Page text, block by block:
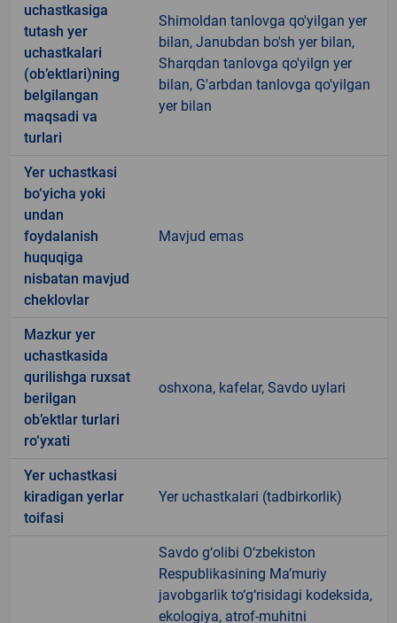
uchastkasiga
tutash yer
uchastkalari
(ob’ektlari)ning
belgilangan
maqsadi va
turlari
Shimoldan tanlovga qo'yilgan yer
bilan, Janubdan bo'sh yer bilan,
Sharqdan tanlovga qo'yilgn yer
bilan, G'arbdan tanlovga qo'yilgan
yer bilan
Yer uchastkasi
bo‘yicha yoki
undan
foydalanish
huquqiga
nisbatan mavjud
cheklovlar
Mavjud emas
Mazkur yer
uchastkasida
qurilishga ruxsat
berilgan
ob’ektlar turlari
ro‘yxati
oshxona, kafelar, Savdo uylari
Yer uchastkasi
kiradigan yerlar
toifasi
Yer uchastkalari (tadbirkorlik)
Savdo g‘olibi O‘zbekiston
Respublikasining Ma’muriy
javobgarlik to‘g‘risidagi kodeksida,
ekologiya, atrof-muhitni